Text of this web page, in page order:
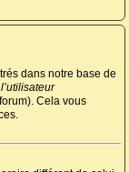
dans notre base de
Cela vous